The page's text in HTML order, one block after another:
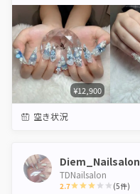
¥12,900
空き状況
Diem_Nailsalon
TDNailsalon
2.7 (5件)